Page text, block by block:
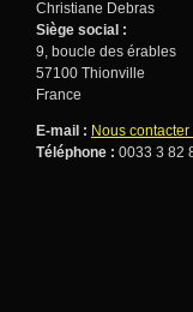
Christiane Debras
Siège social :
9, boucle des érables
57100 Thionville
France
E-mail : Nous contacter
Téléphone : 0033 3 82